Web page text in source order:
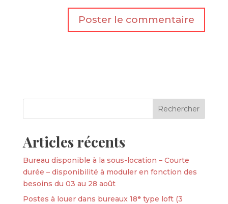
Articles récents
Bureau disponible à la sous-location – Courte
durée – disponibilité à moduler en fonction des
besoins du 03 au 28 août
Postes à louer dans bureaux 18ᵉ type loft (3